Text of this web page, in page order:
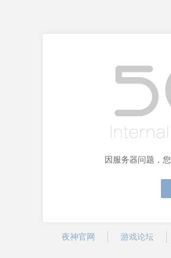
因服务器问题，
夜神官网 游戏论坛